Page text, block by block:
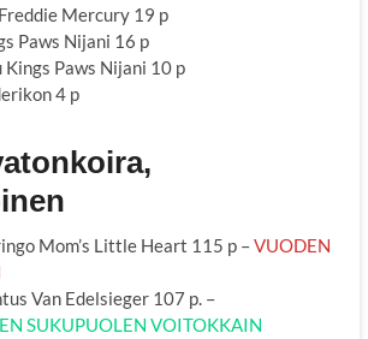
Mercury 19 p
Paws Nijani 16 p
Kings Paws Nijani 10 p
4 p
Mom’s Little Heart 115 p –VUODEN
Van Edelsieger 107 p. –
SUKUPUOLEN VOITOKKAIN